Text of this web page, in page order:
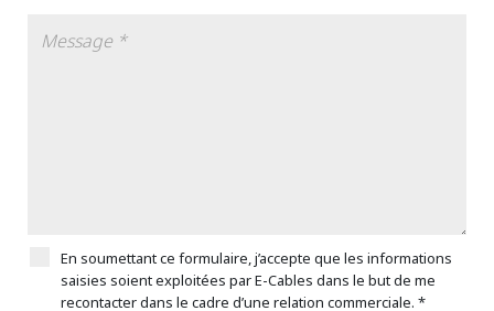
En soumettant ce formulaire, j’accepte que les informations
saisies soient exploitées par E-Cables dans le but de me
recontacter dans le cadre d’une relation commerciale. *